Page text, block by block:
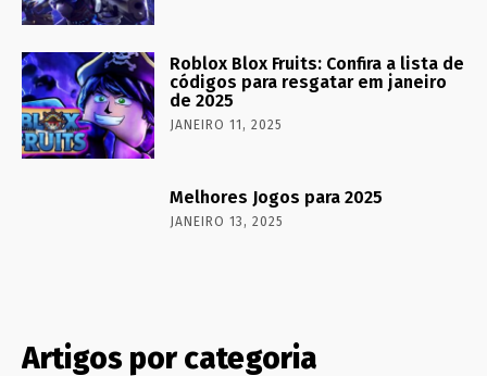
Roblox Blox Fruits: Confira a lista de
códigos para resgatar em janeiro
de 2025
JANEIRO 11, 2025
Melhores Jogos para 2025
JANEIRO 13, 2025
Artigos por categoria